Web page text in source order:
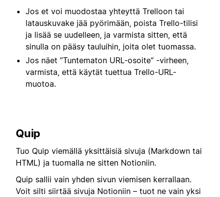
Jos et voi muodostaa yhteyttä Trelloon tai
latauskuvake jää pyörimään, poista Trello-tilisi
ja lisää se uudelleen, ja varmista sitten, että
sinulla on pääsy tauluihin, joita olet tuomassa.
Jos näet ”Tuntematon URL-osoite” -virheen,
varmista, että käytät tuettua Trello-URL-
muotoa.
Quip
Tuo Quip viemällä yksittäisiä sivuja (Markdown tai
HTML) ja tuomalla ne sitten Notioniin.
Quip sallii vain yhden sivun viemisen kerrallaan.
Voit silti siirtää sivuja Notioniin – tuot ne vain yksi